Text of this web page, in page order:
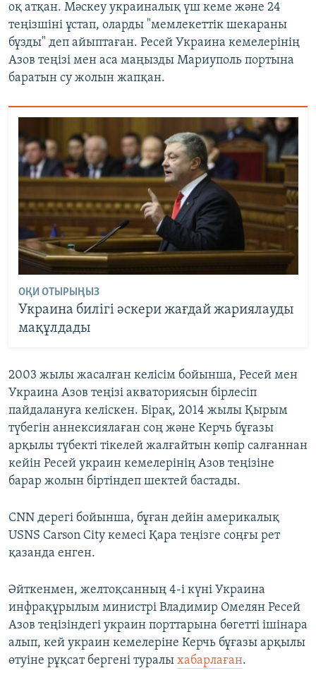
оқ атқан. Мәскеу украиналық үш кеме және 24
теңізшіні ұстап, оларды "мемлекеттік шекараны
бұзды" деп айыптаған. Ресей Украина кемелерінің
Азов теңізі мен аса маңызды Мариуполь портына
баратын су жолын жапқан.
ОҚИ ОТЫРЫҢЫЗ
Украина билігі әскери жағдай жариялауды
мақұлдады
2003 жылы жасалған келісім бойынша, Ресей мен
Украина Азов теңізі акваториясын бірлесіп
пайдалануға келіскен. Бірақ, 2014 жылы Қырым
түбегін аннексиялаған соң және Керчь бұғазы
арқылы түбекті тікелей жалғайтын көпір салғаннан
кейін Ресей украин кемелерінің Азов теңізіне
барар жолын біртіндеп шектей бастады.
CNN дерегі бойынша, бұған дейін америкалық
USNS Carson City кемесі Қара теңізге соңғы рет
қазанда енген.
Әйткенмен, желтоқсанның 4-і күні Украина
инфрақұрылым министрі Владимир Омелян Ресей
Азов теңізіндегі украин порттарына бөгетті ішінара
алып, кей украин кемелеріне Керчь бұғазы арқылы
өтуіне рұқсат бергені туралы хабарлаған.